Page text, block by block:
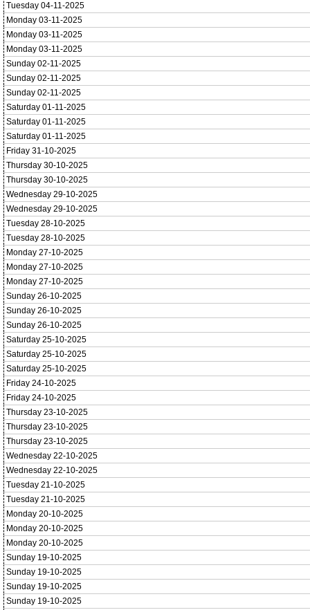
Tuesday 04-11-2025
Monday 03-11-2025
Monday 03-11-2025
Monday 03-11-2025
Sunday 02-11-2025
Sunday 02-11-2025
Sunday 02-11-2025
Saturday 01-11-2025
Saturday 01-11-2025
Saturday 01-11-2025
Friday 31-10-2025
Thursday 30-10-2025
Thursday 30-10-2025
Wednesday 29-10-2025
Wednesday 29-10-2025
Tuesday 28-10-2025
Tuesday 28-10-2025
Monday 27-10-2025
Monday 27-10-2025
Monday 27-10-2025
Sunday 26-10-2025
Sunday 26-10-2025
Sunday 26-10-2025
Saturday 25-10-2025
Saturday 25-10-2025
Saturday 25-10-2025
Friday 24-10-2025
Friday 24-10-2025
Thursday 23-10-2025
Thursday 23-10-2025
Thursday 23-10-2025
Wednesday 22-10-2025
Wednesday 22-10-2025
Tuesday 21-10-2025
Tuesday 21-10-2025
Monday 20-10-2025
Monday 20-10-2025
Monday 20-10-2025
Sunday 19-10-2025
Sunday 19-10-2025
Sunday 19-10-2025
Sunday 19-10-2025